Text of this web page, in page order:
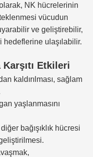
NK hücrelerinin
vücudun
ve geliştirebilir,
hedeflerine ulaşılabilir.
Etkileri
kaldırılması, sağlam
yaşlanmasını
bağışıklık hücresi